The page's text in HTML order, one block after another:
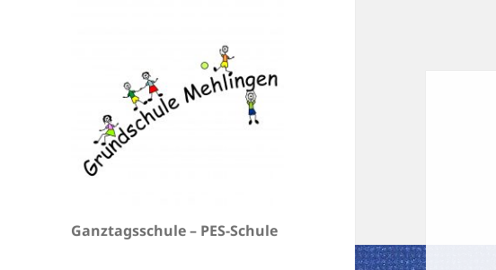
Ganztagsschule – PES-Schule